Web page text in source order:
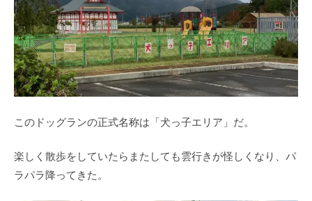
このドッグランの正式名称は「犬っ子エリア」だ。
楽しく散歩をしていたらまたしても雲行きが怪しくなり、パ
ラパラ降ってきた。